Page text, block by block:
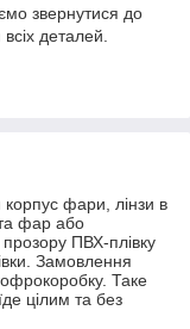
звернутися до
деталей.
фари, лінзи в
фар або
ПВХ-плівку
Замовлення
Таке
цілим та без